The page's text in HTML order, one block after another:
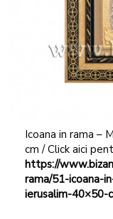
Icoana in rama –
cm / Click aici
https://
rama/51-icoana-
ierusalim-40×50-